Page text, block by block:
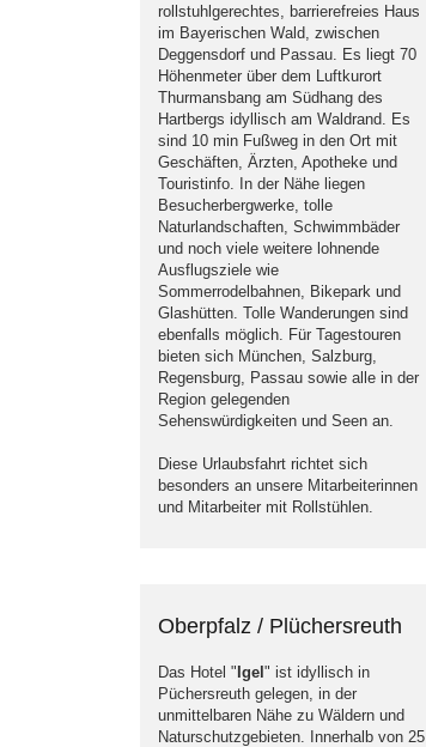
rollstuhlgerechtes, barrierefreies Haus
im Bayerischen Wald, zwischen
Deggensdorf und Passau. Es liegt 70
Höhenmeter über dem Luftkurort
Thurmansbang am Südhang des
Hartbergs idyllisch am Waldrand. Es
sind 10 min Fußweg in den Ort mit
Geschäften, Ärzten, Apotheke und
Touristinfo. In der Nähe liegen
Besucherbergwerke, tolle
Naturlandschaften, Schwimmbäder
und noch viele weitere lohnende
Ausflugsziele wie
Sommerrodelbahnen, Bikepark und
Glashütten. Tolle Wanderungen sind
ebenfalls möglich. Für Tagestouren
bieten sich München, Salzburg,
Regensburg, Passau sowie alle in der
Region gelegenden
Sehenswürdigkeiten und Seen an.
Diese Urlaubsfahrt richtet sich
besonders an unsere Mitarbeiterinnen
und Mitarbeiter mit Rollstühlen.
Oberpfalz / Plüchersreuth
Das Hotel " Igel " ist idyllisch in
Püchersreuth gelegen, in der
unmittelbaren Nähe zu Wäldern und
Naturschutzgebieten. Innerhalb von 25